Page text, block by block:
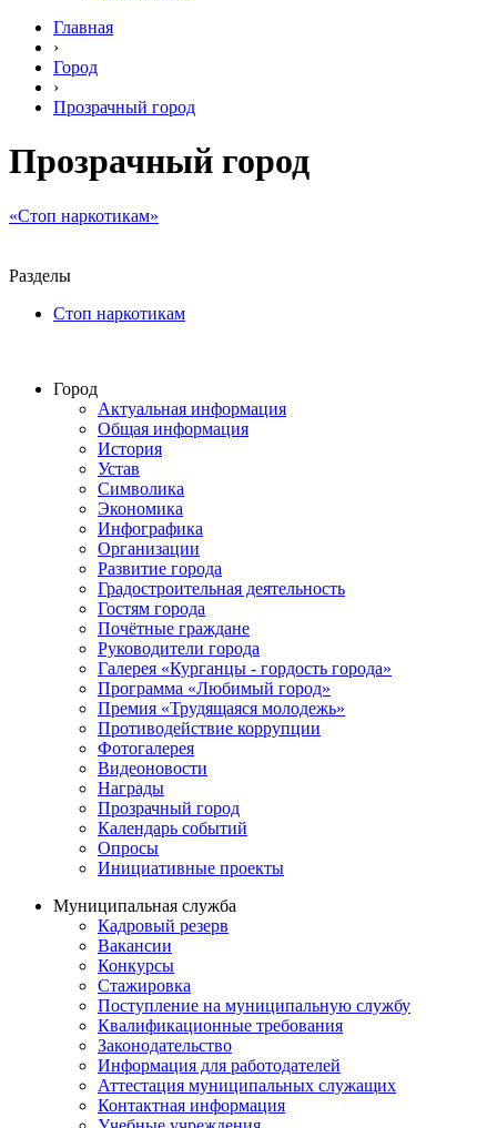
Главная
›
Город
›
Прозрачный город
Прозрачный город
«Стоп наркотикам»
Разделы
Стоп наркотикам
Город
Актуальная информация
Общая информация
История
Устав
Символика
Экономика
Инфографика
Организации
Развитие города
Градостроительная деятельность
Гостям города
Почётные граждане
Руководители города
Галерея «Курганцы - гордость города»
Программа «Любимый город»
Премия «Трудящаяся молодежь»
Противодействие коррупции
Фотогалерея
Видеоновости
Награды
Прозрачный город
Календарь событий
Опросы
Инициативные проекты
Муниципальная служба
Кадровый резерв
Вакансии
Конкурсы
Стажировка
Поступление на муниципальную службу
Квалификационные требования
Законодательство
Информация для работодателей
Аттестация муниципальных служащих
Контактная информация